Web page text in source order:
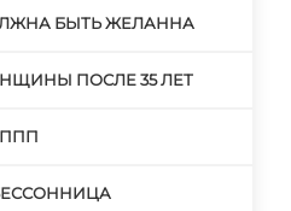
БЫТЬ ЖЕЛАННА
ПОСЛЕ 35 ЛЕТ